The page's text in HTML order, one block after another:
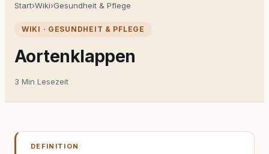
Start›Wiki›Gesundheit & Pflege
WIKI · GESUNDHEIT & PFLEGE
Aortenklappen
3 Min Lesezeit
DEFINITION